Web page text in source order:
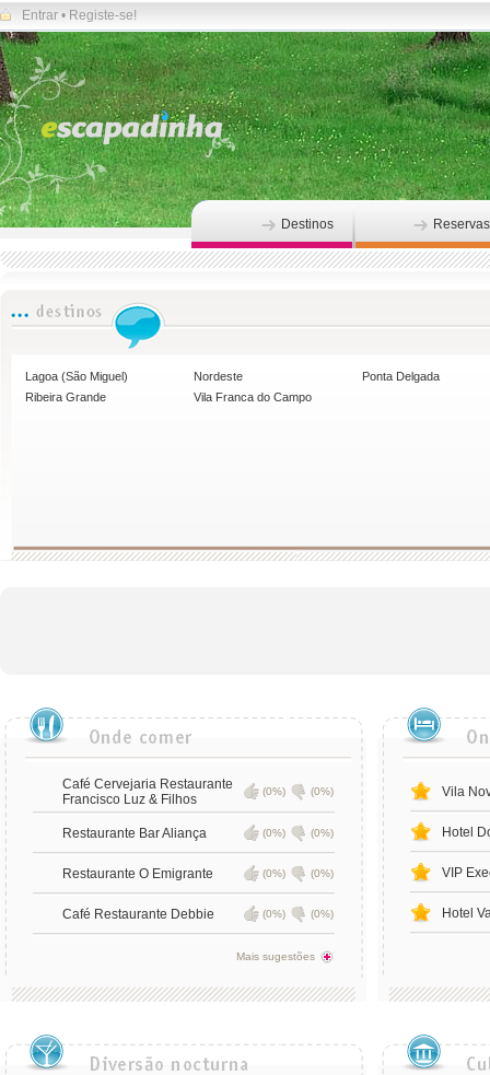
Entrar • Registe-se!
Destinos Reservas
Lagoa (São Miguel) Nordeste
Ponta Delgada
Ribeira Grande
Vila Franca do Campo
Café Cervejaria Restaurante
Francisco Luz & Filhos
(0%) (0%)
Restaurante Bar Aliança (0%) (0%)
Restaurante O Emigrante (0%) (0%)
Café Restaurante Debbie (0%) (0%)
Mais sugestões
Vila
Hotel
VIP
Hotel